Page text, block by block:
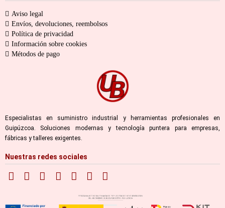
Aviso legal
Envíos, devoluciones, reembolsos
Política de privacidad
Información sobre cookies
Métodos de pago
Especialistas en suministro industrial y herramientas profesionales en
Guipúzcoa. Soluciones modernas y tecnología puntera para empresas,
fábricas y talleres exigentes.
Nuestras redes sociales